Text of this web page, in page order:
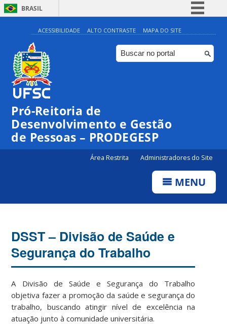
BRASIL
Simplifique!
Comunica BR
Participe
ACESSIBILIDADE ALTO CONTRASTE MAPA DO SITE
Pró-Reitoria de
Desenvolvimento e Gestão
de Pessoas – PRODEGESP
Área Restrita Administradores do Site
MENU
DSST – Divisão de Saúde e
Segurança do Trabalho
A Divisão de Saúde e Segurança do Trabalho
objetiva fazer a promoção da saúde e segurança do
trabalho, buscando atingir nível de excelência na
atuação junto à comunidade universitária.